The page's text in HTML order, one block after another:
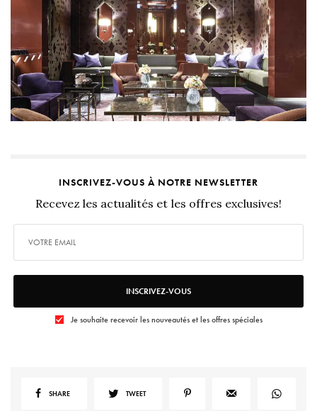
INSCRIVEZ-VOUS À NOTRE NEWSLETTER
Recevez les actualités et les offres exclusives!
INSCRIVEZ-VOUS
Je souhaite recevoir les nouveautés et les offres spéciales
SHARE TWEET